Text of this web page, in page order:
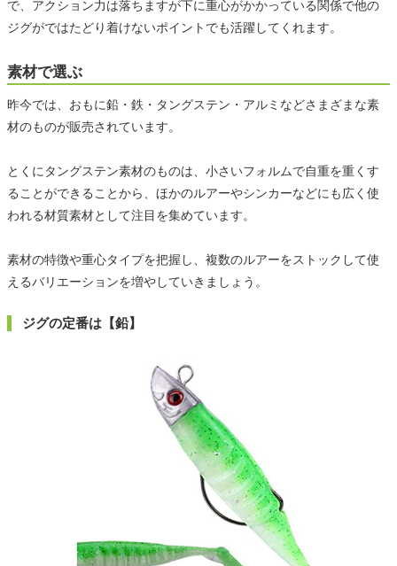
で、アクション力は落ちますが下に重心がかかっている関係で他の
ジグがではたどり着けないポイントでも活躍してくれます。
素材で選ぶ
昨今では、おもに鉛・鉄・タングステン・アルミなどさまざまな素
材のものが販売されています。
とくにタングステン素材のものは、小さいフォルムで自重を重くす
ることができることから、ほかのルアーやシンカーなどにも広く使
われる材質素材として注目を集めています。
素材の特徴や重心タイプを把握し、複数のルアーをストックして使
えるバリエーションを増やしていきましょう。
ジグの定番は【鉛】